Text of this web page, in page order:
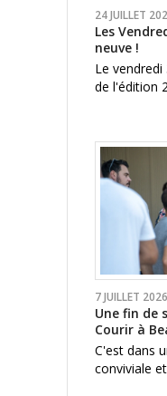
24 JUILLET
Les
neuve !
Le
de l'édition
7 JUILLET 2026
Une fin de
Courir à
C'est dans
conviviale